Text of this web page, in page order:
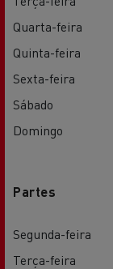
Quarta-feira
Quinta-feira
Sexta-feira
Sábado
Domingo
Partes
Segunda-feira
Terça-feira